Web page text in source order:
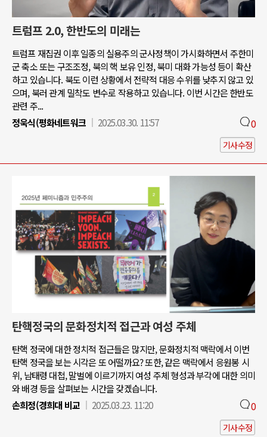
트럼프 2.0, 한반도의 미래는
트럼프 재집권 이후 일종의 실용주의 군사정책이 가시화하면서 주한미
군 축소 또는 구조조정, 북의 핵 보유 인정, 북미 대화 가능성 등이 확산
하고 있습니다. 북도 이런 상황에서 전략적 대응 수위를 낮추지 않고 있
으며, 북러 관계 밀착도 변수로 작용하고 있습니다. 이번 시간은 한반도
관련 주...
정욱식(평화네트워크
2025.03.30. 11:57 0
기사수정
탄핵정국의 문화정치적 접근과 여성 주체
탄핵 정국에 대한 정치적 접근들은 많지만, 문화정치적 맥락에서 이번
탄핵 정국을 보는 시각은 또 어떨까요? 또한, 같은 맥락에서 응원봉 시
위, 남태령 대첩, 말벌에 이르기까지 여성 주체 형성과 부각에 대한 의미
와 배경 등을 살펴보는 시간을 갖겠습니다.
손희정(경희대 비교
2025.03.23. 11:20 0
기사수정